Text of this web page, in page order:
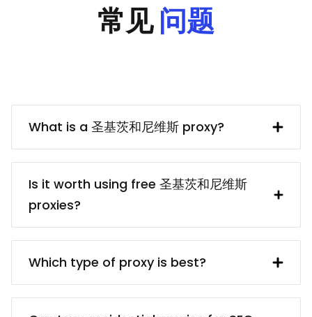
常见问题
What is a 圣基茨和尼维斯 proxy?
A 圣基茨和尼维斯 IP address provided by
a proxy server. In turn, the proxy server
obtains said IP address from a UK
resident. Using a 圣基茨和尼维斯 proxy
makes interacting with British websites
them) much easier.
Is it worth using free 圣基茨和尼维斯
proxies?
free 圣基茨和尼维斯 proxy servers usually
are dangerous because of the privacy
and security risks. Even if finding a
some time, it’s worth it because paid
Which type of proxy is best?
There are different proxy types for
different targets: for example,